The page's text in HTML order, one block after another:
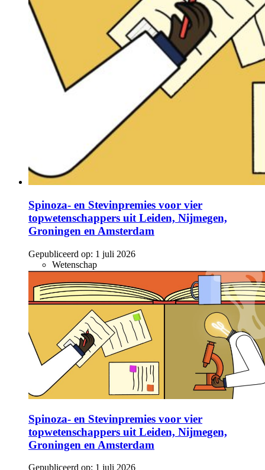
Spinoza- en Stevinpremies voor vier
topwetenschappers uit Leiden, Nijmegen,
Groningen en Amsterdam
Gepubliceerd op: 1 juli 2026
Wetenschap
Spinoza- en Stevinpremies voor vier
topwetenschappers uit Leiden, Nijmegen,
Groningen en Amsterdam
Gepubliceerd op: 1 juli 2026